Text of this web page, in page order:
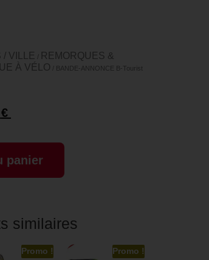
/ VILLE
REMORQUES &
À VÉLO / BANDE-ANNONCE B-Tourist
€
panier
similaires
Promo ! Promo !